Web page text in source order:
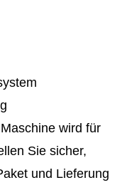
wird für
Sie sicher,
und Lieferung